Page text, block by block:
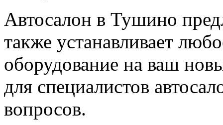
Автосалон в Тушино
также устанавливает
оборудование на ваш
для специалистов
вопросов.